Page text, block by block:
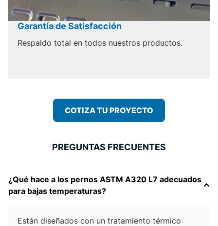
Garantía de Satisfacción
Respaldo total en todos nuestros productos.
COTIZA TU PROYECTO
PREGUNTAS FRECUENTES
¿Qué hace a los pernos ASTM A320 L7 adecuados
para bajas temperaturas?
Están diseñados con un tratamiento térmico